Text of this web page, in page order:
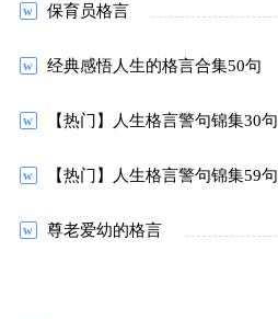
保育员格言
经典感悟人生的格言合集50句
【热门】人生格言警句锦集30句
【热门】人生格言警句锦集59句
尊老爱幼的格言